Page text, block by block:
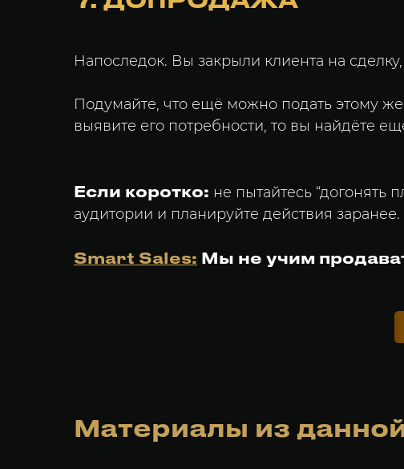
Напоследок. Вы закрыли клиента на
Подумайте, что ещё можно подать этому
выявите его потребности, то вы найдёте
Если коротко: не пытайтесь
аудитории и планируйте действия
Smart Sales: Мы не учим
Материалы из